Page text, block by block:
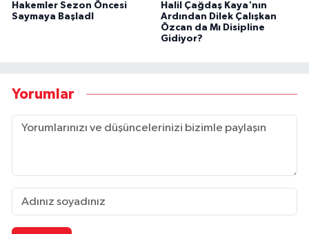
Hakemler Sezon Öncesi
Saymaya BaşladI
Halil Çağdaş Kaya'nın
Ardından Dilek Çalışkan
Özcan da Mı Disipline
Gidiyor?
Yorumlar